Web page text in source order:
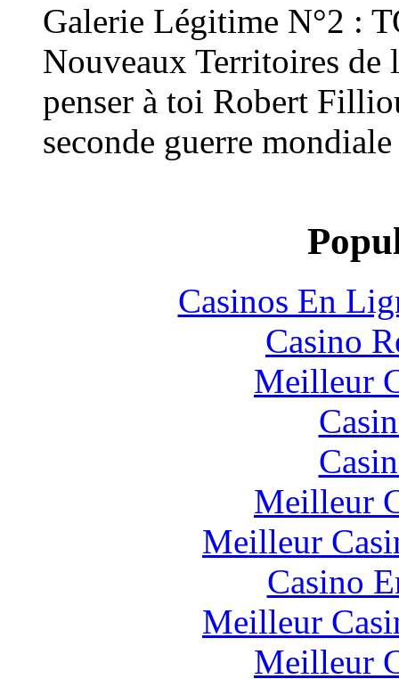
Galerie Légitime N°2 :
Nouveaux Territoires
penser à toi Robert
seconde guerre
Casinos En
Casino
Meilleur
Meilleur
Meilleur
Casino
Meilleur
Meilleur